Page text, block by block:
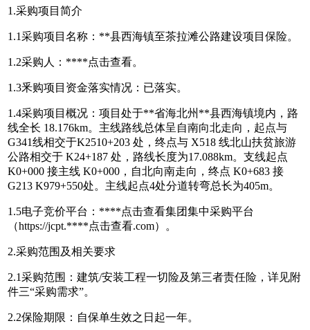
1.采购项目简介
1.1采购项目名称：**县西海镇至茶拉滩公路建设项目保险。
1.2采购人：****点击查看。
1.3釆购项目资金落实情况：已落实。
1.4采购项目概况：项目处于**省海北州**县西海镇境内，路
线全长 18.176km。主线路线总体呈自南向北走向，起点与
G341线相交于K2510+203 处，终点与 X518 线北山扶贫旅游
公路相交于 K24+187 处，路线长度为17.088km。支线起点
K0+000 接主线 K0+000，自北向南走向，终点 K0+683 接
G213 K979+550处。主线起点4处分道转弯总长为405m。
1.5电子竞价平台：****点击查看集团集中采购平台
（https://jcpt.****点击查看.com）。
2.采购范围及相关要求
2.1采购范围：建筑/安装工程一切险及第三者责任险，详见附
件三“采购需求”。
2.2保险期限：自保单生效之日起一年。